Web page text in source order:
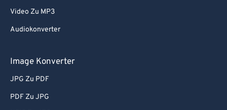
Video Zu MP3
Audiokonverter
Image Konverter
JPG Zu PDF
PDF Zu JPG